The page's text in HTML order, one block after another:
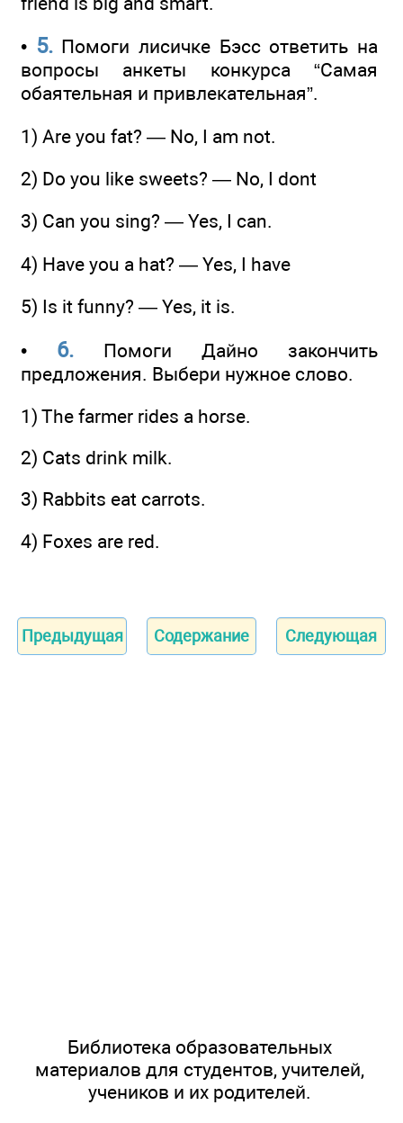
• 5.Помоги лисичке Бэсс ответить на
вопросы анкеты конкурса “Самая
обаятельная и привлекательная”.
1) Are you fat? — No, I am not.
2) Do you like sweets? — No, I dont
3) Can you sing? — Yes, I can.
4) Have you a hat? — Yes, I have
5) Is it funny? — Yes, it is.
• 6. Помоги Дайно закончить
предложения. Выбери нужное слово.
1) The farmer rides a horse.
2) Cats drink milk.
3) Rabbits eat carrots.
4) Foxes are red.
Предыдущая Содержание Следующая
Библиотека образовательных
материалов для студентов, учителей,
учеников и их родителей.